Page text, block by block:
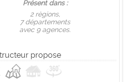
Présent dans :
2 règions,
7 départements
avec 9 agences.
propose